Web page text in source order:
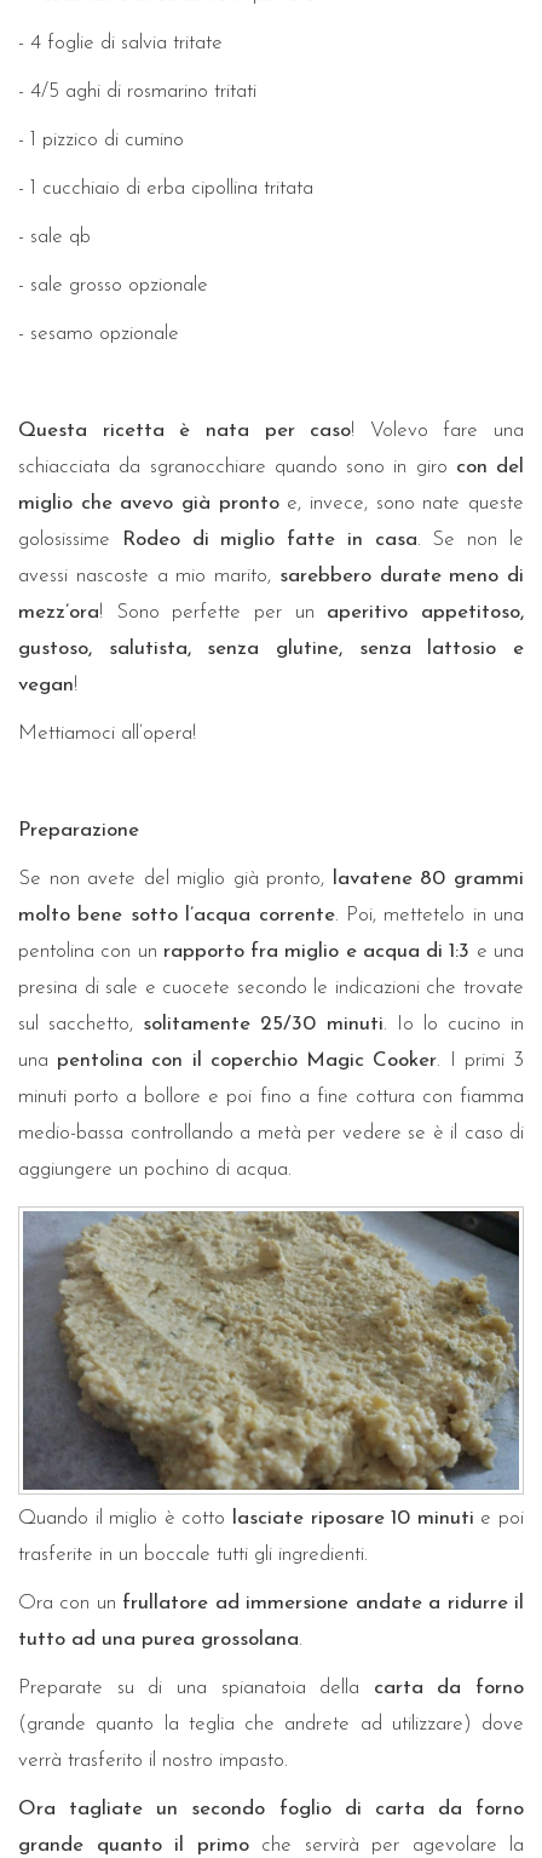
- 4 foglie di salvia tritate
- 4/5 aghi di rosmarino tritati
- 1 pizzico di cumino
- 1 cucchiaio di erba cipollina tritata
- sale qb
- sale grosso opzionale
- sesamo opzionale
Questa ricetta è nata per caso! Volevo fare una
schiacciata da sgranocchiare quando sono in giro con del
miglio che avevo già prontoe, invece, sono nate queste
golosissime
Rodeo di miglio fatte in casa. Se non le
avessi nascoste a mio marito, sarebbero durate meno di
mezz’ora! Sono perfette per un aperitivo appetitoso,
gustoso, salutista, senza glutine, senza lattosio e
vegan!
Mettiamoci all’opera!
Preparazione
Se non avete del miglio già pronto,
lavatene 80 grammi
molto bene sotto l’acqua corrente. Poi, mettetelo in una
pentolina con un rapporto fra miglio e acqua di 1:3 e una
presina di sale e cuocete secondo le indicazioni che trovate
sul sacchetto, solitamente 25/30 minuti. Io lo cucino in
una pentolina con il coperchio Magic Cooker. I primi 3
minuti porto a bollore e poi fino a fine cottura con fiamma
medio-bassa controllando a metà per vedere se è il caso di
aggiungere un pochino di acqua.
Quando il miglio è cotto lasciate riposare 10 minuti e poi
trasferite in un boccale tutti gli ingredienti.
Ora con un frullatore ad immersione andate a ridurre il
tutto ad una purea grossolana.
Preparate su di una spianatoia della carta da forno
(grande quanto la teglia che andrete ad utilizzare) dove
verrà trasferito il nostro impasto.
Ora tagliate un secondo foglio di carta da forno
grande quanto il primoche servirà per agevolare la